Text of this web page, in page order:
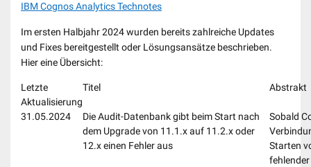
IBM Cognos Analytics Technotes
Im ersten Halbjahr 2024 wurden bereits zahlreiche Updates
und Fixes bereitgestellt oder Lösungsansätze beschrieben.
Hier eine Übersicht:
Letzte
Aktualisierung
Titel Abstrakt
31.05.2024
Die Audit-Datenbank gibt beim Start nach
dem Upgrade von 11.1.x auf 11.2.x oder
12.x einen Fehler aus
Sobald
Starten